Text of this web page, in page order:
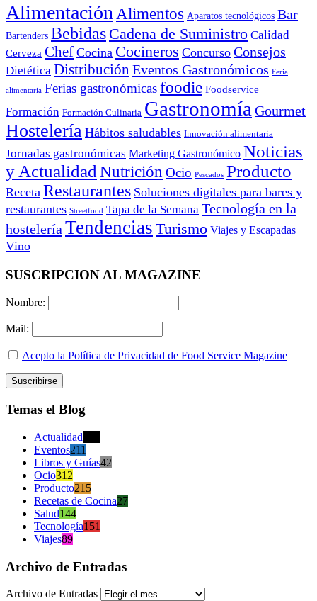
Alimentación Alimentos Aparatos tecnológicos Bar
Bartenders Bebidas Cadena de Suministro Calidad
Cerveza Chef Cocina Cocineros Concurso Consejos
Dietética Distribución Eventos Gastronómicos Feria
alimentaria Ferias gastronómicasfoodie Foodservice
Formación Formación Culinaria Gastronomía Gourmet
Hostelería Hábitos saludables Innovación alimentaria
Jornadas gastronómicas Marketing Gastronómico Noticias
y Actualidad Nutrición Ocio Pescados Producto
Receta Restaurantes Soluciones digitales para bares y
restaurantes Streetfood Tapa de la Semana Tecnología en la
hostelería Tendencias Turismo Viajes y Escapadas
Vino
SUSCRIPCION AL MAGAZINE
Nombre:
Mail:
Acepto la Política de Privacidad de Food Service Magazine
Temas el Blog
Actualidad
Eventos211
Libros y Guías42
Ocio312
Producto215
Recetas de Cocina27
Salud144
Tecnología151
Viajes89
Archivo de Entradas
Archivo de Entradas